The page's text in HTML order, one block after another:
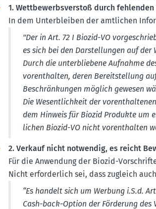
1. Wettbe­werbs­verstoß durch fehlenden
In dem Unter­bleiben der amtlichen
"Der in Art. 72 I Biozid-VO
es sich bei den Darstel­lungen auf
Durch die unter­bliebene Aufnahme
vorent­halten, deren Bereit­stellung
Beschrän­kungen möglich gewesen
Die Wesent­lichkeit der
dem Hinweis für Biozid Produkte
lichen Biozid-VO nicht vorent­halten
2. Verkauf nicht notwendig, es reicht
Für die Anwendung der Biozid-
Nicht erfor­derlich sei, dass zugleich
“Es handelt sich um Werbung i.S.d.
Cash-back-Option der Förderung